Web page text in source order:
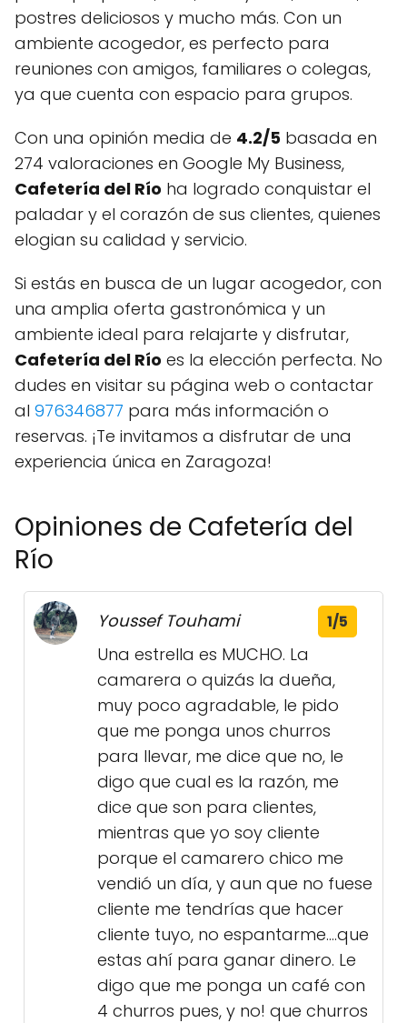
postres deliciosos y mucho más. Con un
ambiente acogedor, es perfecto para
reuniones con amigos, familiares o colegas,
ya que cuenta con espacio para grupos.
Con una opinión media de 4.2/5 basada en
274 valoraciones en Google My Business,
Cafetería del Río ha logrado conquistar el
paladar y el corazón de sus clientes, quienes
elogian su calidad y servicio.
Si estás en busca de un lugar acogedor, con
una amplia oferta gastronómica y un
ambiente ideal para relajarte y disfrutar,
Cafetería del Río es la elección perfecta. No
dudes en visitar su página web o contactar
al 976346877 para más información o
reservas. ¡Te invitamos a disfrutar de una
experiencia única en Zaragoza!
Opiniones de Cafetería del
Río
Youssef Touhami 1/5
Una estrella es MUCHO. La
camarera o quizás la dueña,
muy poco agradable, le pido
que me ponga unos churros
para llevar, me dice que no, le
digo que cual es la razón, me
dice que son para clientes,
mientras que yo soy cliente
porque el camarero chico me
vendió un día, y aun que no fuese
cliente me tendrías que hacer
cliente tuyo, no espantarme....que
estas ahí para ganar dinero. Le
digo que me ponga un café con
4 churros pues, y no! que churros